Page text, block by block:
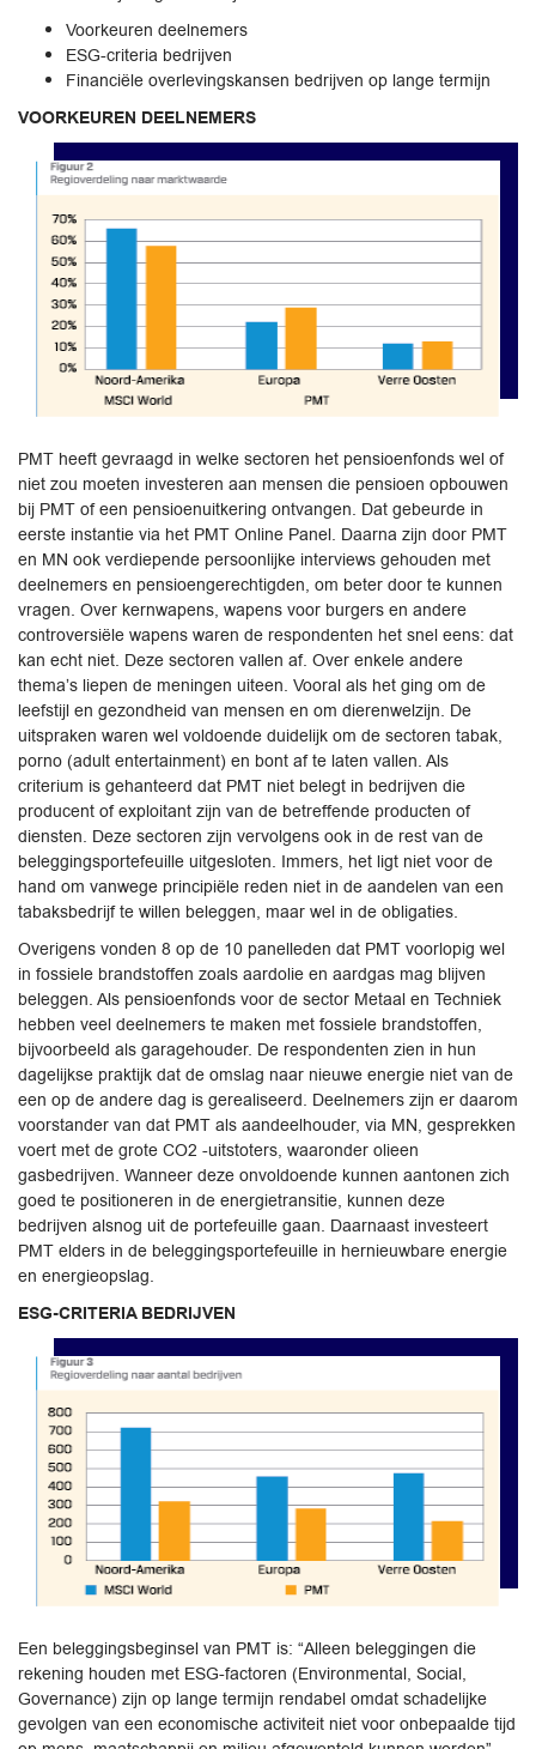
Voorkeuren deelnemers
ESG-criteria bedrijven
Financiële overlevingskansen bedrijven op lange termijn
VOORKEUREN DEELNEMERS
PMT heeft gevraagd in welke sectoren het pensioenfonds wel of
niet zou moeten investeren aan mensen die pensioen opbouwen
bij PMT of een pensioenuitkering ontvangen. Dat gebeurde in
eerste instantie via het PMT Online Panel. Daarna zijn door PMT
en MN ook verdiepende persoonlijke interviews gehouden met
deelnemers en pensioengerechtigden, om beter door te kunnen
vragen. Over kernwapens, wapens voor burgers en andere
controversiële wapens waren de respondenten het snel eens: dat
kan echt niet. Deze sectoren vallen af. Over enkele andere
thema’s liepen de meningen uiteen. Vooral als het ging om de
leefstijl en gezondheid van mensen en om dierenwelzijn. De
uitspraken waren wel voldoende duidelijk om de sectoren tabak,
porno (adult entertainment) en bont af te laten vallen. Als
criterium is gehanteerd dat PMT niet belegt in bedrijven die
producent of exploitant zijn van de betreffende producten of
diensten. Deze sectoren zijn vervolgens ook in de rest van de
beleggingsportefeuille uitgesloten. Immers, het ligt niet voor de
hand om vanwege principiële reden niet in de aandelen van een
tabaksbedrijf te willen beleggen, maar wel in de obligaties.
Overigens vonden 8 op de 10 panelleden dat PMT voorlopig wel
in fossiele brandstoffen zoals aardolie en aardgas mag blijven
beleggen. Als pensioenfonds voor de sector Metaal en Techniek
hebben veel deelnemers te maken met fossiele brandstoffen,
bijvoorbeeld als garagehouder. De respondenten zien in hun
dagelijkse praktijk dat de omslag naar nieuwe energie niet van de
een op de andere dag is gerealiseerd. Deelnemers zijn er daarom
voorstander van dat PMT als aandeelhouder, via MN, gesprekken
voert met de grote CO2 -uitstoters, waaronder olieen
gasbedrijven. Wanneer deze onvoldoende kunnen aantonen zich
goed te positioneren in de energietransitie, kunnen deze
bedrijven alsnog uit de portefeuille gaan. Daarnaast investeert
PMT elders in de beleggingsportefeuille in hernieuwbare energie
en energieopslag.
ESG-CRITERIA BEDRIJVEN
Een beleggingsbeginsel van PMT is: “Alleen beleggingen die
rekening houden met ESG-factoren (Environmental, Social,
Governance) zijn op lange termijn rendabel omdat schadelijke
gevolgen van een economische activiteit niet voor onbepaalde tijd